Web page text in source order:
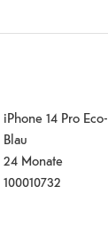
iPhone 14 Pro
Blau
24 Monate
100010732